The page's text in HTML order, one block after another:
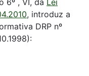
6º , VI, da Lei
, introduz a
DRP nº